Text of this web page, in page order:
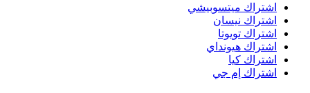
اشتراك ميتسوبيشي
اشتراك نيسان
اشتراك تويوتا
اشتراك هيونداي
اشتراك كيا
اشتراك إم جي